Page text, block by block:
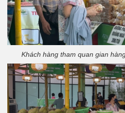
Khách hàng tham quan gian